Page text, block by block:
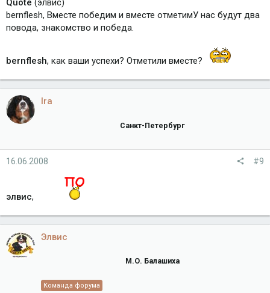
Quote (элвис)
bernflesh, Вместе победим и вместе отметимУ нас будут два
повода, знакомство и победа.
bernflesh, как ваши успехи? Отметили вместе?
Ira
Санкт-Петербург
16.06.2008 #9
элвис,
Элвис
М.О. Балашиха
Команда форума